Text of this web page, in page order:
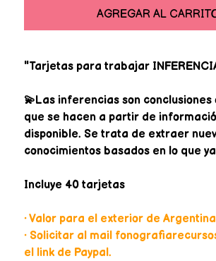
AGREGAR AL
"Tarjetas para trabajar
💫Las inferencias son conclusiones
que se hacen a partir de
disponible. Se trata de extraer
conocimientos basados en lo que ya
Incluye 40 tarjetas
• Valor para el exterior de
• Solicitar al mail
el link de Paypal.